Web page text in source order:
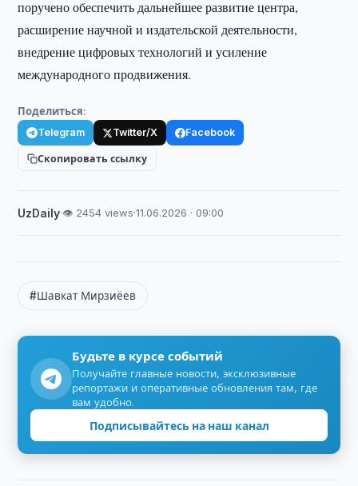
поручено обеспечить дальнейшее развитие центра,
расширение научной и издательской деятельности,
внедрение цифровых технологий и усиление
международного продвижения.
Поделиться:
Telegram Twitter/X Facebook
Скопировать ссылку
UzDaily·👁 2454 views·11.06.2026 · 09:00
#Шавкат Мирзиёев
Будьте в курсе событий
Получайте главные новости, эксклюзивные
репортажи и оперативные обновления там, где
вам удобно.
Подписывайтесь на наш канал